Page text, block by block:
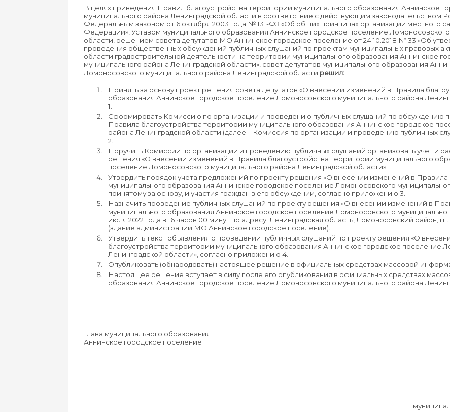
В целях приведения Правил благоустройства территории муниципального образования Аннинское
муниципального района Ленинградской области в соответствие с действующим законодательством
Федеральным законом от 6 октября 2003 года № 131-ФЗ «Об общих принципах организации местного
Федерации», Уставом муниципального образования Аннинское городское поселение
области, решением совета депутатов МО Аннинское городское поселение от 24.10.2018 № 33 «Об
проведения общественных обсуждений публичных слушаний по проектам муниципальных правовых
области градостроительной деятельности на территории муниципального образования Аннинское
муниципального района Ленинградской области», совет депутатов муниципального образования
Ломоносовского муниципального района Ленинградской области решил:
Принять за основу проект решения совета депутатов «О внесении изменений в Правила
образования Аннинское городское поселение Ломоносовского муниципального района
1.
Сформировать Комиссию по организации и проведению публичных слушаний по обсуждению
Правила благоустройства территории муниципального образования Аннинское городское
района Ленинградской области (далее – Комиссия по организации и проведению публичных
2.
Поручить Комиссии по организации и проведению публичных слушаний организовать учет и
решения «О внесении изменений в Правила благоустройства территории муниципального
поселение Ломоносовского муниципального района Ленинградской области».
Утвердить порядок учета предложений по проекту решения «О внесении изменений в Правила
муниципального образования Аннинское городское поселение Ломоносовского
принятому за основу, и участия граждан в его обсуждении, согласно приложению 3.
Назначить проведение публичных слушаний по проекту решения «О внесении изменений в
муниципального образования Аннинское городское поселение Ломоносовского
июля 2022 года в 16 часов 00 минут по адресу: Ленинградская область, Ломоносовский район,
(здание администрации МО Аннинское городское поселение).
Утвердить текст объявления о проведении публичных слушаний по проекту решения «О
благоустройства территории муниципального образования Аннинское городское поселение
Ленинградской области», согласно приложению 4.
Опубликовать (обнародовать) настоящее решение в официальных средствах массовой
Настоящее решение вступает в силу после его опубликования в официальных средствах
образования Аннинское городское поселение Ломоносовского муниципального района
Глава муниципального образования
Аннинское городское поселение